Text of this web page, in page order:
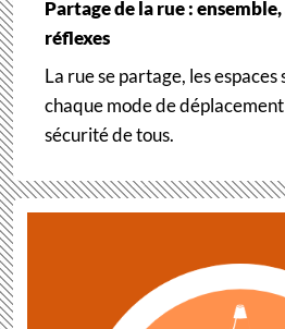
Partage de la rue :
réflexes
La rue se partage, les espaces
chaque mode de
sécurité de tous.